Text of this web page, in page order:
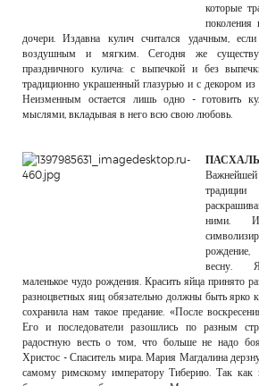
которые
поколения
дочери. Издавна кулич считался удачным,
воздушным и мягким. Сегодня же
праздничного кулича: с выпечкой и без
традиционно украшенный глазурью и с декором
Неизменным остается лишь одно - готовить
мыслями, вкладывая в него всю свою любовь.
ними.
рождение,
весну.
маленькое чудо рождения. Красить яйца принято
разноцветных яиц обязательно должны быть ярко
сохранила нам такое предание. «После
Его и последователи разошлись по разным
радостную весть о том, что больше не надо
Христос - Спаситель мира. Мария Магдалина
самому римскому императору Тиберию. Так как